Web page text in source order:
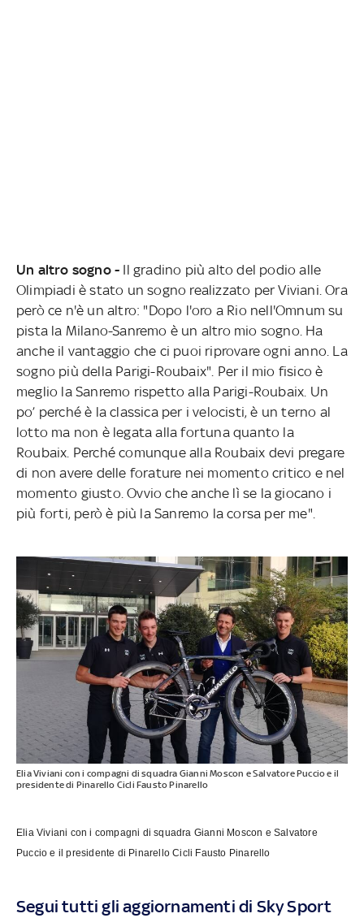
Un altro sogno - Il gradino più alto del podio alle
Olimpiadi è stato un sogno realizzato per Viviani. Ora
però ce n'è un altro: "Dopo l'oro a Rio nell'Omnum su
pista la Milano-Sanremo è un altro mio sogno. Ha
anche il vantaggio che ci puoi riprovare ogni anno. La
sogno più della Parigi-Roubaix". Per il mio fisico è
meglio la Sanremo rispetto alla Parigi-Roubaix. Un
po’ perché è la classica per i velocisti, è un terno al
lotto ma non è legata alla fortuna quanto la
Roubaix. Perché comunque alla Roubaix devi pregare
di non avere delle forature nei momento critico e nel
momento giusto. Ovvio che anche lì se la giocano i
più forti, però è più la Sanremo la corsa per me".
Elia Viviani con i compagni di squadra Gianni Moscon e Salvatore Puccio e il
presidente di Pinarello Cicli Fausto Pinarello
Elia Viviani con i compagni di squadra Gianni Moscon e Salvatore
Puccio e il presidente di Pinarello Cicli Fausto Pinarello
Segui tutti gli aggiornamenti di Sky Sport